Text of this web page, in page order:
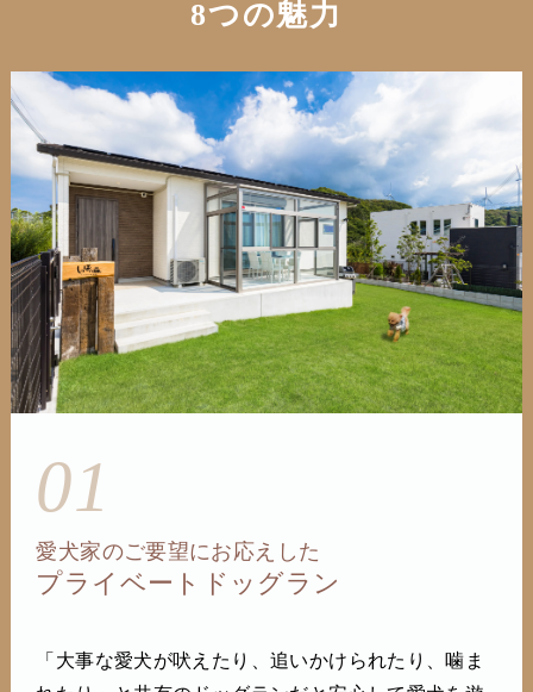
8つの魅力
01
愛犬家のご要望にお応えした
プライベートドッグラン
「大事な愛犬が吠えたり、追いかけられたり、噛ま